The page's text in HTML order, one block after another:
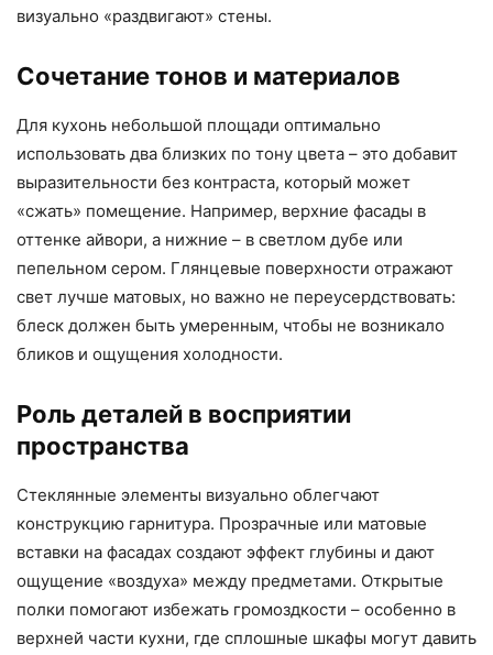
визуально «раздвигают» стены.
Сочетание тонов и материалов
Для кухонь небольшой площади оптимально
использовать два близких по тону цвета – это добавит
выразительности без контраста, который может
«сжать» помещение. Например, верхние фасады в
оттенке айвори, а нижние – в светлом дубе или
пепельном сером. Глянцевые поверхности отражают
свет лучше матовых, но важно не переусердствовать:
блеск должен быть умеренным, чтобы не возникало
бликов и ощущения холодности.
Роль деталей в восприятии
пространства
Стеклянные элементы визуально облегчают
конструкцию гарнитура. Прозрачные или матовые
вставки на фасадах создают эффект глубины и дают
ощущение «воздуха» между предметами. Открытые
полки помогают избежать громоздкости – особенно в
верхней части кухни, где сплошные шкафы могут давить